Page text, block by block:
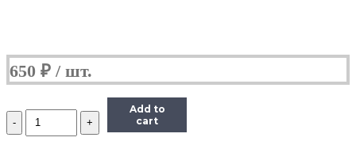
650 ₽
Количество
Чип
Add to
cart